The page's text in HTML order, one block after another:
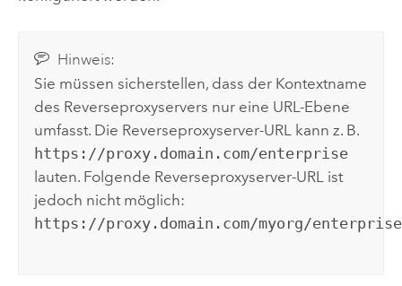
Hinweis:
Sie müssen sicherstellen, dass der Kontextname
des Reverseproxyservers nur eine URL-Ebene
umfasst. Die Reverseproxyserver-URL kann z. B.
https://proxy.domain.com/enterprise
lauten. Folgende Reverseproxyserver-URL ist
jedoch nicht möglich:
https://proxy.domain.com/myorg/enterprise